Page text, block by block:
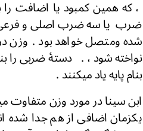
، که همین کمبود یا اضافت
ضرب یا سه ضرب اصلی و فرعی
شده ومتصل خواهد بود . وزن
نواخته شود ، . دستۀ ضربی را
بنام پایه
ابن سینا در مورد وزن
یکزمان اضافی از هم جدا شده